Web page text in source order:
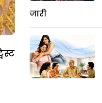
जारी